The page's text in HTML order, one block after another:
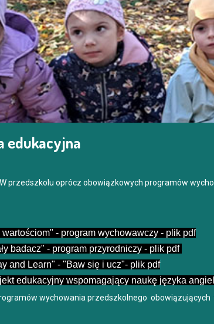
edukacyjna
W przedszkolu oprócz obowiązkowych programów
wartościom" - program wychowawczy - plik pdf
badacz" - program przyrodniczy - plik pdf
and Learn" - "Baw się i ucz"- plik pdf
edukacyjny wspomagający naukę języka
wychowania przedszkolnego